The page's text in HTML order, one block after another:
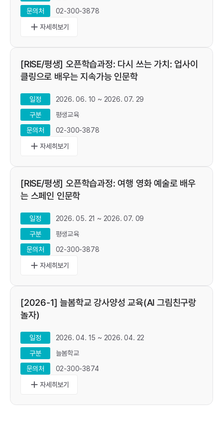
문의처
02-300-3878
add
[RISE/평생] 오픈학습과정: 다시 쓰는 가치: 업사이
클링으로 배우는 지속가능 인문학
일정
2026. 06. 10 ~ 2026. 07. 29
구분
평생교육
문의처
02-300-3878
add
[RISE/평생] 오픈학습과정: 여행 영화 예술로 배우
는 스페인 인문학
일정
2026. 05. 21 ~ 2026. 07. 09
구분
평생교육
문의처
02-300-3878
add
[2026-1] 늘봄학교 강사양성 교육(AI 그림친구랑
놀자)
일정
2026. 04. 15 ~ 2026. 04. 22
구분
늘봄학교
문의처
02-300-3874
add